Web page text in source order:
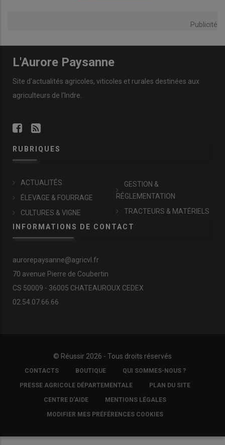
Publicité
L'Aurore Paysanne
Site d'actualités agricoles, viticoles et rurales destinées aux
agriculteurs de l'Indre.
RUBRIQUES
ACTUALITÉS
ÉLEVAGE & FOURRAGE
CULTURES & VIGNE
GESTION &
RÉGLEMENTATION
TRACTEURS & MATÉRIELS
INFORMATIONS DE CONTACT
aurorepaysanne@agricvl.fr
70 avenue Pierre de Coubertin
CS 50009 - 36005 CHATEAUROUX CEDEX
02.54.07.66.66
© Réussir 2026 - Tous droits réservés
FOOTER
COPYRIGHT
CONTACTS BOUTIQUE QUI SOMMES-NOUS ?
PRESSE AGRICOLE DÉPARTEMENTALE PLAN DU SITE
CENTRE D'AIDE MENTIONS LÉGALES
MODIFIER MES PRÉFÉRENCES COOKIES